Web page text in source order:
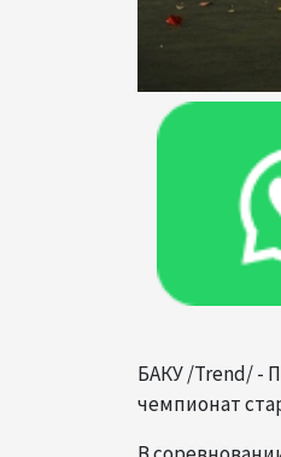
БАКУ /Trend/ -
чемпионат